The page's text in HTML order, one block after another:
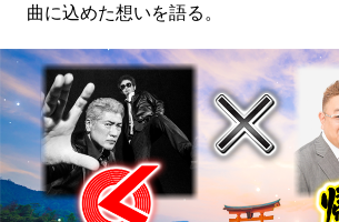
曲に込めた想いを語る。